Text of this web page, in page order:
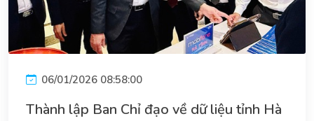
06/01/2026 08:58:00
Thành lập Ban Chỉ đạo về dữ liệu tỉnh Hà